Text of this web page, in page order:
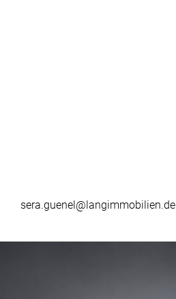
sera.guenel@langimmobilien.de